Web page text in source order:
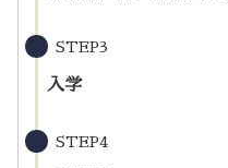
STEP3
入学
STEP4